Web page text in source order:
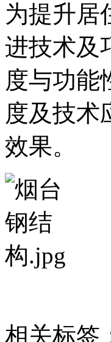
为提升居
进技术及
度与功能
度及技术
效果。
相关标签